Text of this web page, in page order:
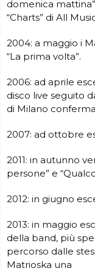
domenica
“Charts” di All
2004: a maggio i
“La prima volta”.
2006: ad aprile
disco live seguito
di Milano
2007: ad ottobre
2011: in autunno
persone” e
2012: in giugno
2013: in maggio
della band, più
percorso dalle
Matrioska una